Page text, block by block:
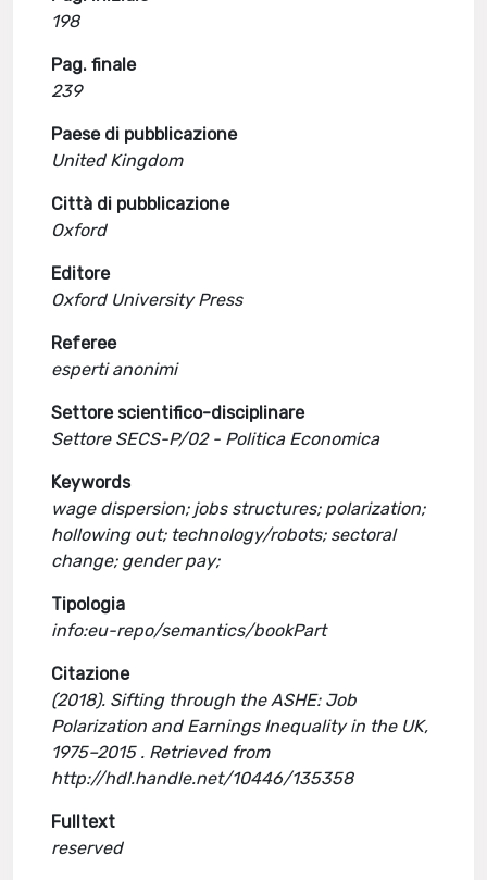
198
Pag. finale
239
Paese di pubblicazione
United Kingdom
Città di pubblicazione
Oxford
Editore
Oxford University Press
Referee
esperti anonimi
Settore scientifico-disciplinare
Settore SECS-P/02 - Politica Economica
Keywords
wage dispersion; jobs structures; polarization;
hollowing out; technology/robots; sectoral
change; gender pay;
Tipologia
info:eu-repo/semantics/bookPart
Citazione
(2018). Sifting through the ASHE: Job
Polarization and Earnings Inequality in the UK,
1975–2015 . Retrieved from
http://hdl.handle.net/10446/135358
Fulltext
reserved